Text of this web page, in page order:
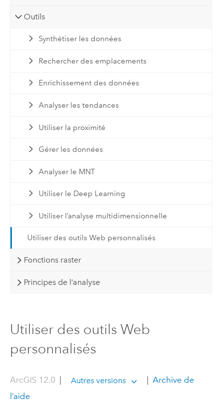
Outils
Synthétiser les données
Rechercher des emplacements
Enrichissement des données
Analyser les tendances
Utiliser la proximité
Gérer les données
Analyser le MNT
Utiliser le Deep Learning
Utiliser l’analyse multidimensionnelle
Utiliser des outils Web personnalisés
Fonctions raster
Principes de l’analyse
Utiliser des outils Web
personnalisés
ArcGIS 12.0 Autres versions
Archive de
l’aide